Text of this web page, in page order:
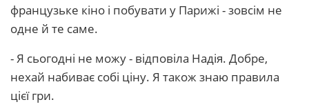
французьке кіно і побувати у Парижі - зовсім не
одне й те саме.
- Я сьогодні не можу - відповіла Надія. Добре,
нехай набиває собі ціну. Я також знаю правила
цієї гри.